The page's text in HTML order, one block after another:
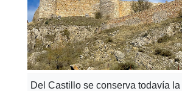
Del Castillo se conserva todavía